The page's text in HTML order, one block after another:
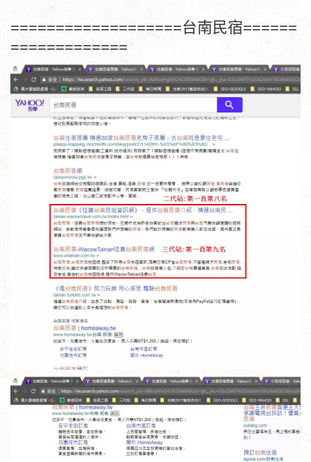
===================台南民宿======
=============